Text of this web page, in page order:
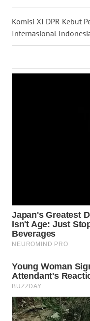
Komisi XI DPR Kebut
Internasional
WN
KALTARA
WN
SULUT
WN
MALUKU
WN
MALUT
WN
DAIRI